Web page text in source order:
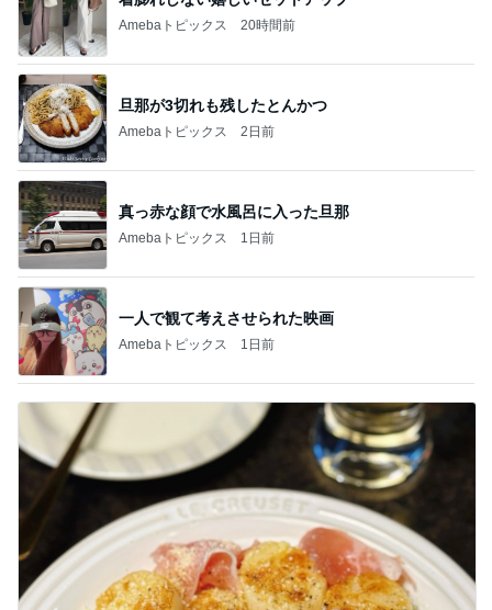
Amebaトピックス 20時間前
旦那が3切れも残したとんかつ
Amebaトピックス 2日前
真っ赤な顔で水風呂に入った旦那
Amebaトピックス 1日前
一人で観て考えさせられた映画
Amebaトピックス 1日前